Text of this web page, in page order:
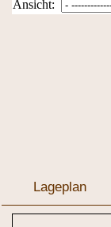
Lageplan